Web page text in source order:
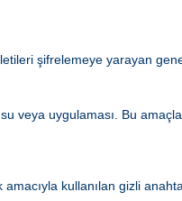
şifrelemeye yarayan
veya uygulaması. Bu
kullanılan gizli